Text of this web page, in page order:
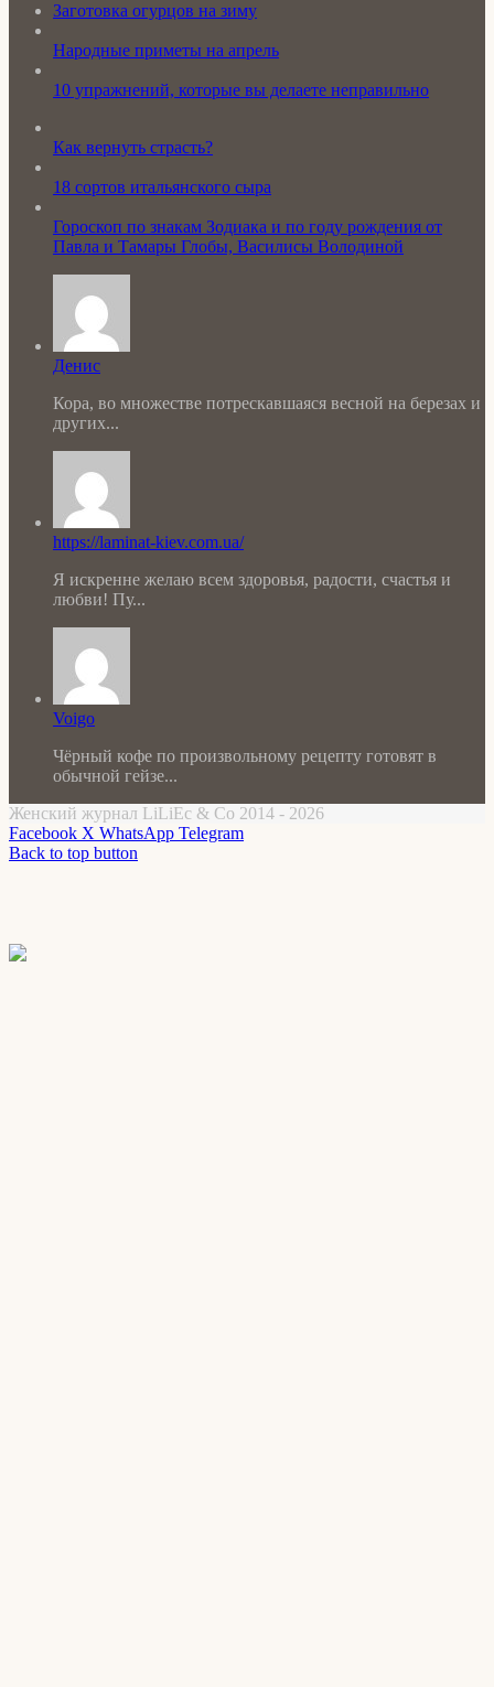
Заготовка огурцов на зиму
Народные приметы на апрель
10 упражнений, которые вы делаете неправильно
Как вернуть страсть?
18 сортов итальянского сыра
Гороскоп по знакам Зодиака и по году рождения от
Павла и Тамары Глобы, Василисы Володиной
Денис
Кора, во множестве потрескавшаяся весной на березах и
других...
https://laminat-kiev.com.ua/
Я искренне желаю всем здоровья, радости, счастья и
любви! Пу...
Voigo
Чёрный кофе по произвольному рецепту готовят в
обычной гейзе...
Женский журнал LiLiEc & Co 2014 - 2026
Facebook X WhatsApp Telegram
Back to top button